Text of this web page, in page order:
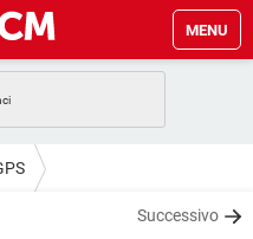
MENU
ANDROID
GAMING
Successivo